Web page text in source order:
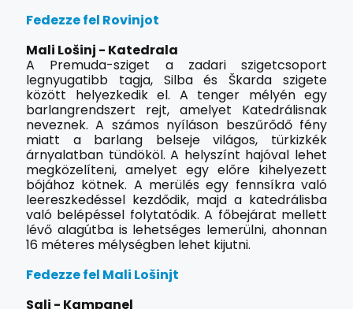
Fedezze fel Rovinjot
Mali Lošinj - Katedrala
A Premuda-sziget a zadari szigetcsoport
legnyugatibb tagja, Silba és Škarda szigete
között helyezkedik el. A tenger mélyén egy
barlangrendszert rejt, amelyet Katedrálisnak
neveznek. A számos nyíláson beszűrődő fény
miatt a barlang belseje világos, türkizkék
árnyalatban tündököl. A helyszínt hajóval lehet
megközelíteni, amelyet egy előre kihelyezett
bójához kötnek. A merülés egy fennsíkra való
leereszkedéssel kezdődik, majd a katedrálisba
való belépéssel folytatódik. A főbejárat mellett
lévő alagútba is lehetséges lemerülni, ahonnan
16 méteres mélységben lehet kijutni.
Fedezze fel Mali Lošinjt
Sali - Kampanel